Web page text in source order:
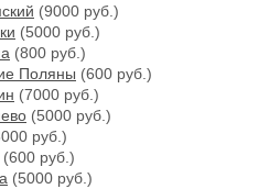
(9000 руб.)
(5000 руб.)
(800 руб.)
Поляны (600 руб.)
(7000 руб.)
(5000 руб.)
руб.)
(600 руб.)
(5000 руб.)